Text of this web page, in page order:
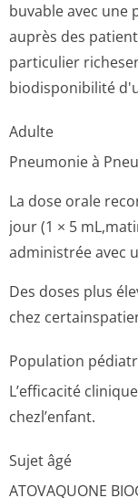
buvable avec une
auprès des
particulier
biodisponibilité
Adulte
Pneumonie à
La dose orale
jour (1 × 5
administrée avec
Des doses plus
chez
Population
L’efficacité
chezl’enfant.
Sujet âgé
ATOVAQUONE